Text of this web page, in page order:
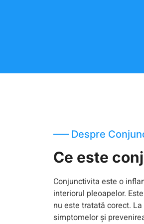
Despre
Ce este
Conjunctivita este o
interiorul pleoapelor.
nu este tratată corect.
simptomelor și